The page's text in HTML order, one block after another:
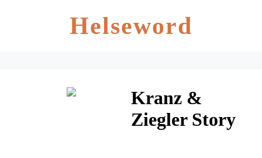
Helseword
Kranz &
Ziegler Story